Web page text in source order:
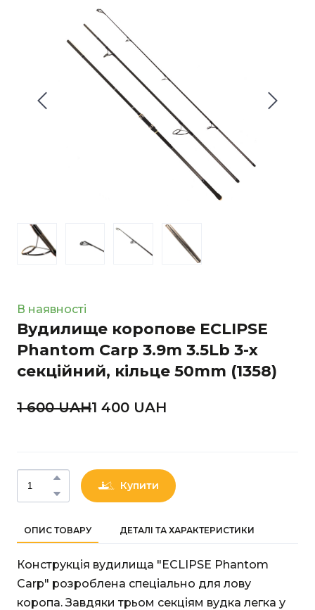
В наявності
Вудилище коропове ECLIPSE
Phantom Carp 3.9m 3.5Lb 3-х
секційний, кільце 50mm (1358)
1 600 UAН1 400 UAН
Купити
ОПИС ТОВАРУ ДЕТАЛІ ТА ХАРАКТЕРИСТИКИ
Конструкція вудилища "ECLIPSE Phantom
Carp" розроблена спеціально для лову
коропа. Завдяки трьом секціям вудка легка у